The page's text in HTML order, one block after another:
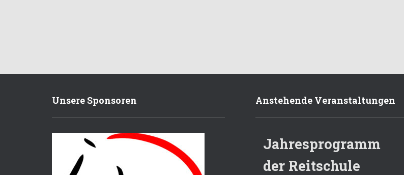
Unsere Sponsoren Anstehende Veranstaltungen
Jahresprogramm
der Reitschule